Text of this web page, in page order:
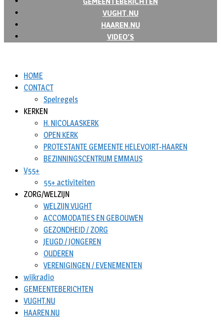
VUGHT.NU
HAAREN.NU
VIDEO’S
HOME
CONTACT
Spelregels
KERKEN
H. NICOLAASKERK
OPEN KERK
PROTESTANTE GEMEENTE HELEVOIRT-HAAREN
BEZINNINGSCENTRUM EMMAUS
V55+
55+ activiteiten
ZORG/WELZIJN
WELZIJN VUGHT
ACCOMODATIES EN GEBOUWEN
GEZONDHEID / ZORG
JEUGD / JONGEREN
OUDEREN
VERENIGINGEN / EVENEMENTEN
wijkradio
GEMEENTEBERICHTEN
VUGHT.NU
HAAREN.NU